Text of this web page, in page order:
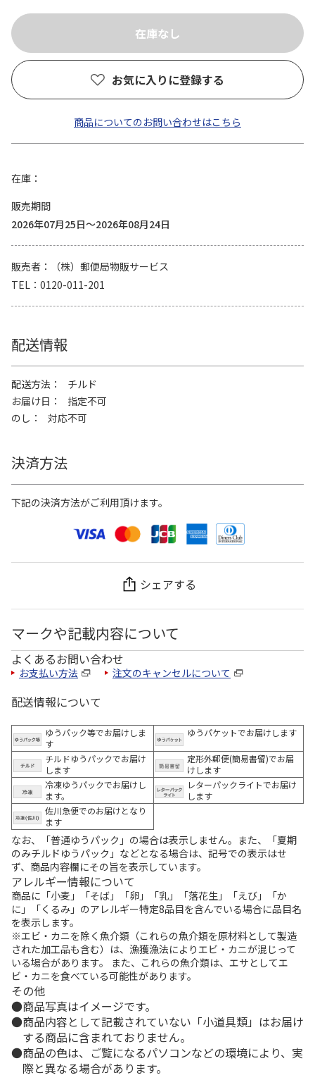
お気に入りに登録する
商品についてのお問い合わせはこちら
在庫
販売期間
2026年07月25日～2026年08月24日
販売者
（株）郵便局物販サービス
TEL
0120-011-201
配送情報
配送方法
チルド
お届け日
指定不可
のし
対応不可
決済方法
下記の決済方法がご利用頂けます。
シェアする
マークや記載内容について
よくあるお問い合わせ
お支払い方法 注文のキャンセルについて
配送情報について
ゆうパック等でお届けしま
す
ゆうパケットでお届けします
チルドゆうパックでお届け
します
定形外郵便(簡易書留)でお届
けします
冷凍ゆうパックでお届けし
ます。
レターパックライトでお届け
します
佐川急便でのお届けとなり
ます
なお、「普通ゆうパック」の場合は表示しません。また、「夏期
のみチルドゆうパック」などとなる場合は、記号での表示はせ
ず、商品内容欄にその旨を表示しています。
アレルギー情報について
商品に「小麦」「そば」「卵」「乳」「落花生」「えび」「か
に」「くるみ」のアレルギー特定8品目を含んでいる場合に品目名
を表示します。
※エビ・カニを除く魚介類（これらの魚介類を原材料として製造
された加工品も含む）は、漁獲漁法によりエビ・カニが混じって
いる場合があります。 また、これらの魚介類は、エサとしてエ
ビ・カニを食べている可能性があります。
その他
商品写真はイメージです。
商品内容として記載されていない「小道具類」はお届け
する商品に含まれておりません。
商品の色は、ご覧になるパソコンなどの環境により、実
際と異なる場合があります。